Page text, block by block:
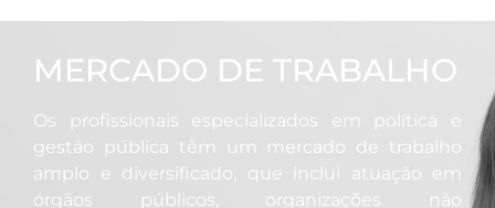
MERCADO DE TRABALHO
Os profissionais especializados em política e
gestão pública têm um mercado de trabalho
amplo e diversificado, que inclui atuação em
órgãos públicos, organizações não